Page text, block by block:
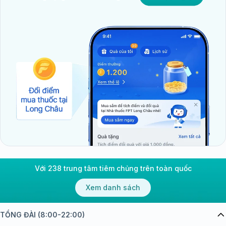
bị kỹ có thể làm tăng nguy cơ chảy máu nghiêm
Không được chẩn đoán và điều trị sớm:
Việc phát
hiện muộn khiến bệnh không được kiểm soát tốt,
làm tăng nguy cơ biến chứng như tổn thương
khớp hoặc xuất huyết nội tạng.
Thiếu theo dõi và chăm sóc định kỳ:
Không tuân
thủ điều trị hoặc không tái khám định kỳ có thể
khiến tình trạng bệnh diễn tiến nặng hơn.
Phương pháp chẩn đoán và điều trị
Phương pháp xét nghiệm và chẩn đoán
hợp giữa biểu hiện lâm sàng và các xét nghiệm
Với 238 trung tâm tiêm chủng trên toàn quốc
Xem danh sách
TỔNG ĐÀI (8:00-22:00)